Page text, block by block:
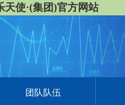
天使·(集团)官方网站
团队队伍